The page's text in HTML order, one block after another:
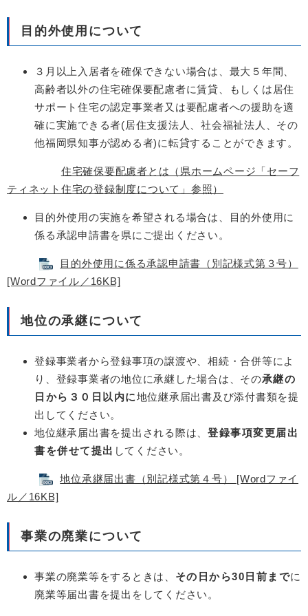
目的外使用について
３月以上入居者を確保できない場合は、最大５年間、
高齢者以外の住宅確保要配慮者に賃貸、もしくは居住
サポート住宅の認定事業者又は要配慮者への援助を適
確に実施できる者(居住支援法人、社会福祉法人、その
他福岡県知事が認める者)に転貸することができます。
住宅確保要配慮者とは（県ホームページ「セーフ
ティネット住宅の登録制度について」参照）
目的外使用の実施を希望される場合は、目的外使用に
係る承認申請書を県にご提出ください。
目的外使用に係る承認申請書（別記様式第３号）
[Wordファイル／16KB]
地位の承継について
登録事業者から登録事項の譲渡や、相続・合併等によ
り、登録事業者の地位に承継した場合は、その承継の
日から３０日以内に地位継承届出書及び添付書類を提
出してください。
地位継承届出書を提出される際は、 登録事項変更届出
書を併せて提出 してください。
地位承継届出書（別記様式第４号） [Wordファイ
ル／16KB]
事業の廃業について
事業の廃業等をするときは、 その日から30日前までに
廃業等届出書を提出をしてください。